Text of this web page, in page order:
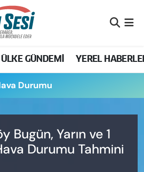
ÜLKE GÜNDEMİ YEREL
Durumu
Bugün, Yarın ve 1
Durumu Tahmini
Eczaneler
Vakitleri
ve Fikstür